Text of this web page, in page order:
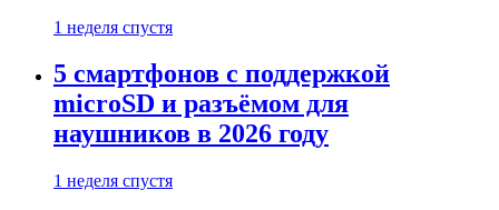
1 неделя спустя
5 смартфонов с поддержкой
microSD и разъёмом для
наушников в 2026 году
1 неделя спустя